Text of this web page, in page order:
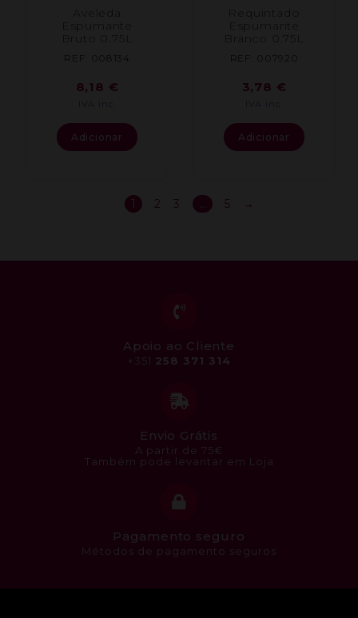
Aveleda
Espumante
Bruto 0.75L
REF: 008134
8,18 €
Adicionar
Requintado
Espumante
Branco 0.75L
REF: 007920
3,78 €
Adicionar
1 2 3 5 →
Apoio ao Cliente
+351 258 371 314
Envio Grátis
A partir de 75€
Também pode levantar em Loja
Pagamento seguro
Métodos de pagamento seguros